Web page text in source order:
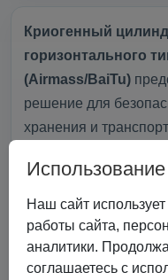
Криогенный
горизонтального
(Airmass/BaiTu)
решение для
хранения и
резервуар
удобством хранения
делает его
требующих
оборудования для
Наш сайт
работы сайта,
аналитики.
соглашаетесь с